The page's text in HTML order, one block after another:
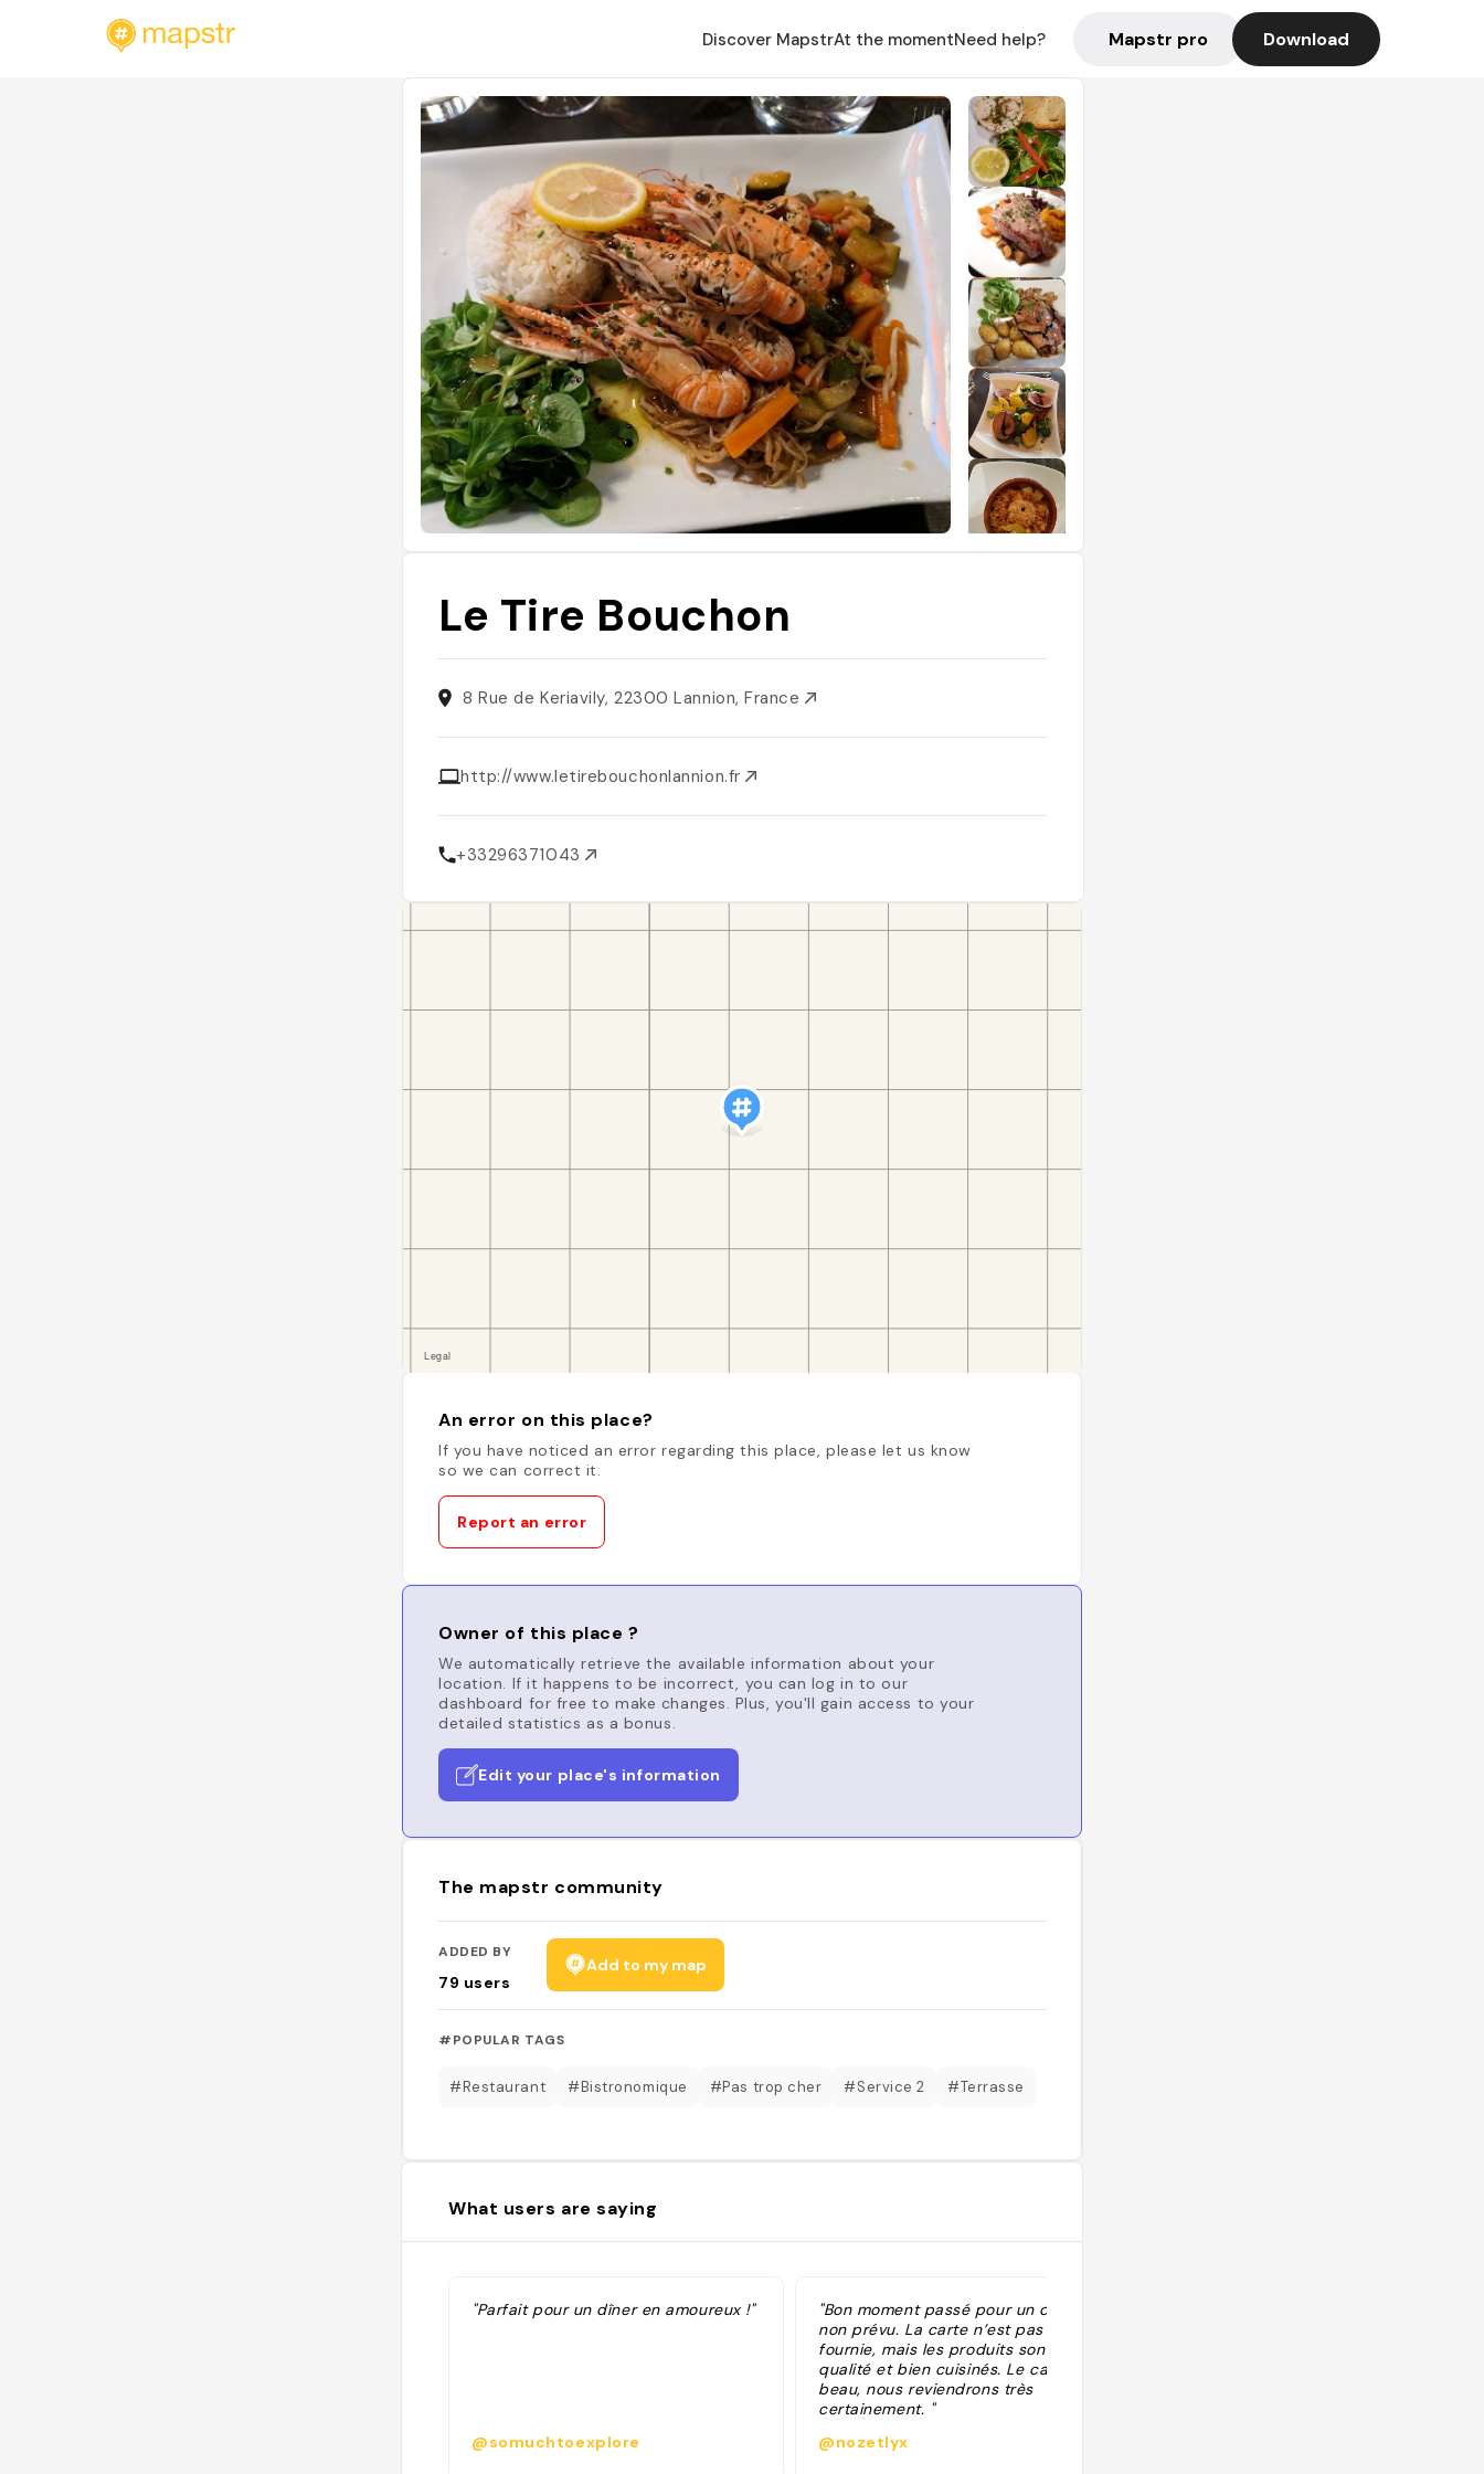
Discover MapstrAt the momentNeed help? Mapstr pro Download
Le Tire Bouchon
8 Rue de Keriavily, 22300 Lannion, France
http://www.letirebouchonlannion.fr
+33296371043
An error on this place?
If you have noticed an error regarding this place, please let us know
so we can correct it.
Report an error
Owner of this place ?
We automatically retrieve the available information about your
location. If it happens to be incorrect, you can log in to our
dashboard for free to make changes. Plus, you'll gain access to your
detailed statistics as a bonus.
Edit your place's information
The mapstr community
ADDED BY
79 users
Add to my map
#POPULAR TAGS
#Restaurant #Bistronomique #Pas trop cher #Service 2 #Terrasse
What users are saying
"Parfait pour un dîner en amoureux !"
@somuchtoexplore
"Bon moment passé pour un déjeuner
non prévu. La carte n’est pas très
fournie, mais les produits sont de
qualité et bien cuisinés. Le cadre est
beau, nous reviendrons très
certainement. "
@nozetlyx